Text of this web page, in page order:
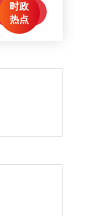
时政
热点
点击领取